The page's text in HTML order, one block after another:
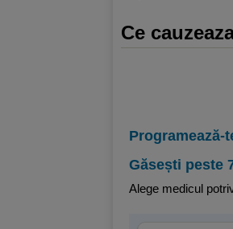
Ce
Găsești peste
Alege medicul